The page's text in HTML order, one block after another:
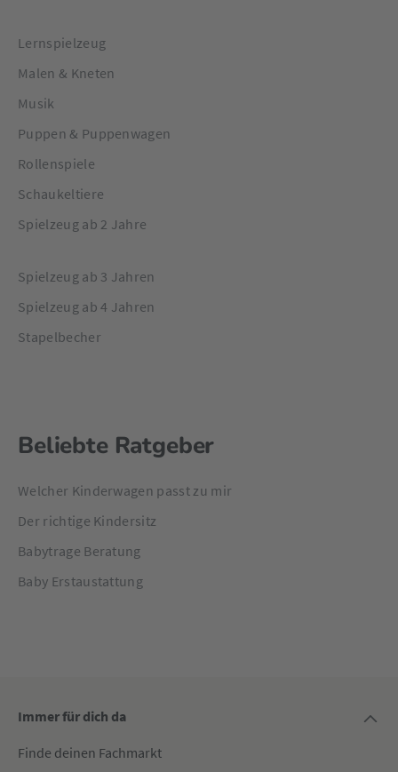
Lernspielzeug
Malen & Kneten
Musik
Puppen & Puppenwagen
Rollenspiele
Schaukeltiere
Spielzeug ab 2 Jahre
Spielzeug ab 3 Jahren
Spielzeug ab 4 Jahren
Stapelbecher
Beliebte Ratgeber
Welcher Kinderwagen passt zu mir
Der richtige Kindersitz
Babytrage Beratung
Baby Erstaustattung
Immer für dich da
Finde deinen Fachmarkt